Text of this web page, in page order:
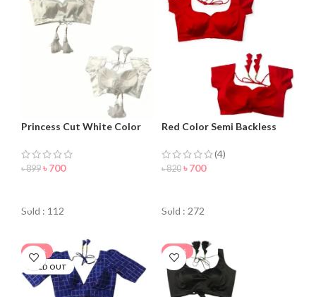
Princess Cut White Color
৳899 ৳700
Sold : 112
Red Color Semi Backless
(4)
৳820 ৳700
Sold : 272
-30%
SOLD OUT
-24%